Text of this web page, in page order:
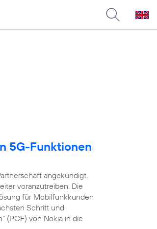
5G-Funktionen
angekündigt,
voranzutreiben. Die
für Mobilfunkkunden
Schritt und
(PCF) von Nokia in die